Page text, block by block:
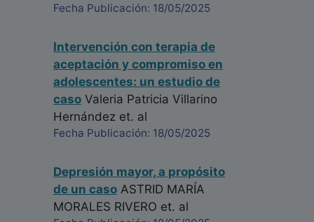
Fecha Publicación: 18/05/2025
Intervención con terapia de
aceptación y compromiso en
adolescentes: un estudio de
caso Valeria Patricia Villarino
Hernández et. al
Fecha Publicación: 18/05/2025
Depresión mayor, a propósito
de un caso ASTRID MARÍA
MORALES RIVERO et. al